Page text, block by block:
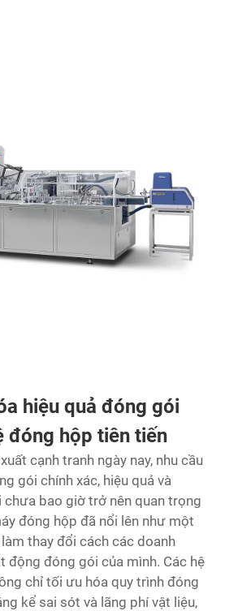
hiệu quả đóng gói
đóng hộp tiên tiến
cạnh tranh ngày nay, nhu cầu
gói chính xác, hiệu quả và
bao giờ trở nên quan trọng
đóng hộp đã nổi lên như một
thay đổi cách các doanh
động đóng gói của mình. Các hệ
chỉ tối ưu hóa quy trình đóng
kể sai sót và lãng phí vật liệu,